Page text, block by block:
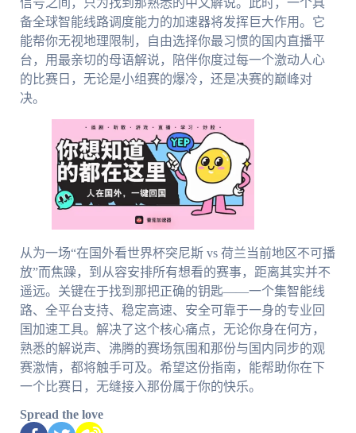
信号之间，只为找到那熟悉的中文解说。此时，一个具
备全球智能线路调度能力的加速器将发挥巨大作用。它
能帮你无视地理限制，自由选择你最习惯的国内直播平
台，用最亲切的母语解说，陪伴你度过每一个激动人心
的比赛日，无论是小组赛的爆冷，还是决赛的巅峰对
决。
从为一场“在国外看世界杯突尼斯 vs 荷兰当前地区不可播
放”而焦躁，到从容安排所有想看的赛事，距离其实并不
遥远。关键在于找到那把正确的钥匙——一个集智能线
路、全平台支持、稳定高速、安全可靠于一身的专业回
国加速工具。解决了这个核心痛点，无论你身在何方，
熟悉的解说声、沸腾的赛场氛围和那份与国内同步的观
赛激情，都将触手可及。希望这份指南，能帮助你在下
一个比赛日，无缝接入那份属于你的快乐。
Spread the love